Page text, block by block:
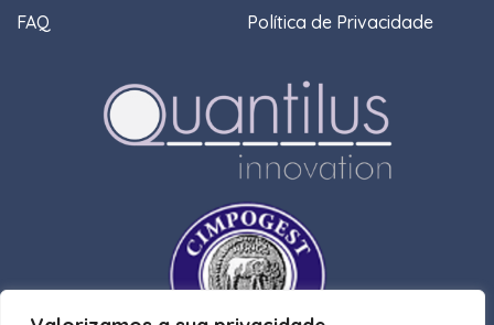
FAQ
Política de Privacidade